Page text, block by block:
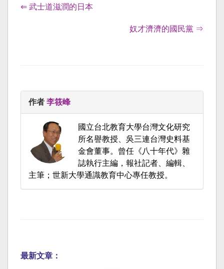
⇐ 武士道滋潤的日本
奴才濟濟的國民黨 ⇒
作者 李筱峰
國立台北教育大學台灣文化研究
所名譽教授、吳三連台灣史料基
金會董事。曾任《八十年代》雜
誌執行主編，報社記者、編輯、
主筆；世新大學通識教育中心專任教授。
最新文章：